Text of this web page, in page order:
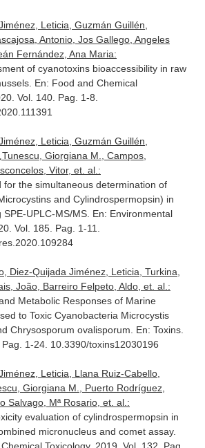
Leticia, Guzmán Guillén,
Antonio, Jos Gallego, Angeles
Fernández, Ana Maria:
of cyanotoxins bioaccessibility in raw
En: Food and Chemical
Vol. 140. Pag. 1-8.
Leticia, Guzmán Guillén,
Giorgiana M., Campos,
Vitor, et. al.:
for the simultaneous determination of
and Cylindrospermopsin) in
UPLC-MS/MS. En: Environmental
Vol. 185. Pag. 1-11.
Diez-Quijada Jiménez, Leticia, Turkina,
João, Barreiro Felpeto, Aldo, et. al.:
Metabolic Responses of Marine
to Toxic Cyanobacteria Microcystis
Chrysosporum ovalisporum. En: Toxins.
1-24. 10.3390/toxins12030196
Leticia, Llana Ruiz-Cabello,
Giorgiana M., Puerto Rodríguez,
Salvago, Mª Rosario, et. al.:
evaluation of cylindrospermopsin in
micronucleus and comet assay.